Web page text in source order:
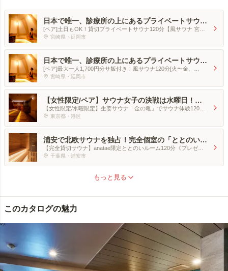
日本で唯一、診療所の上にあるプライベートサウ
ナ。薬剤師調合の薬草ロウリュ体験。医師監修・宮
崎・風サウナ完全貸切
[ペア]土日もOK！貸切プライベートサウナ120分【風サウナ 宮崎
延岡】
宮崎県・延岡市
日本で唯一、診療所の上にあるプライベートサウ
ナ。薬剤師調合の薬草ロウリュ体験。医師監修・宮
崎・風サウナ完全貸切
[ペア]最大一人1,700円分サ飯付き！風サウナ120分[火〜金、
10:00〜または12:00〜限定]
宮崎県・延岡市
【女性限定/ペア】サウナ女子の決戦は水曜日！生
姜づくしの美めぐりサウナペア体験
【女性限定/水曜限定】生姜サウナ「金の亀」でサウナ体験120分
ペア券
東京都・港区
浦安で北欧サウナを独占！完全個室の「ととのい整
作所」体験《プレゼント付》
【完全貸切サウナ】anatae限定ととのいルーム120分《プレゼン
ト付》
千葉県・浦安市
もっと見る
このカタログの魅力